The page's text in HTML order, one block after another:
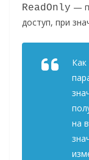
ReadOnly —
доступ, при
Как
на